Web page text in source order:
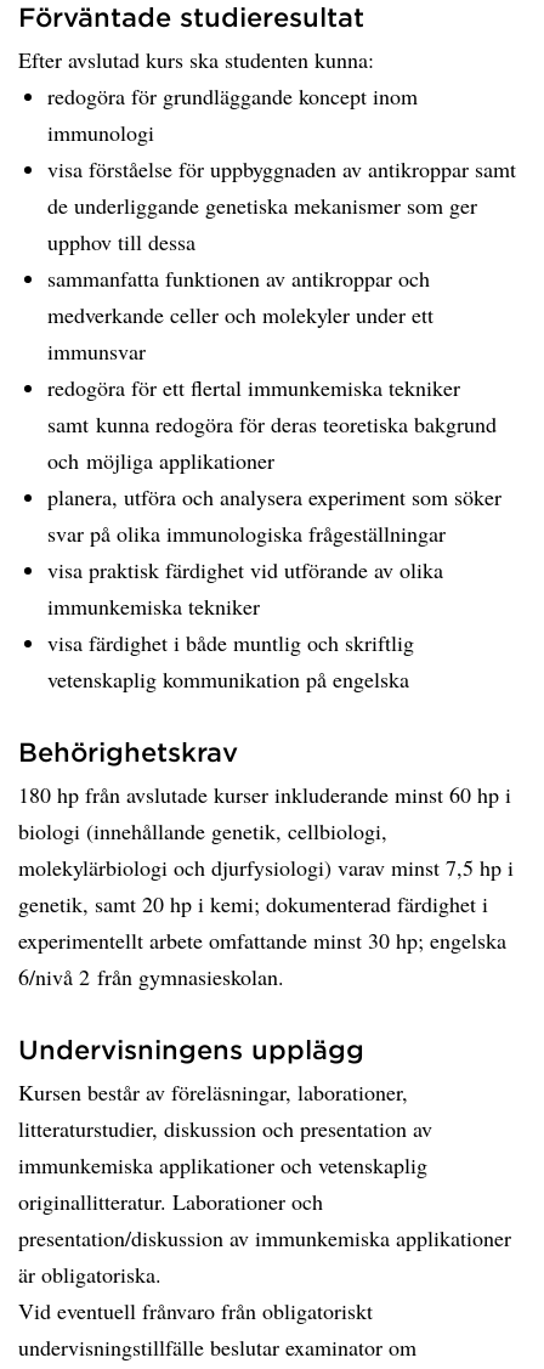
Förväntade studieresultat
Efter avslutad kurs ska studenten kunna:
redogöra för grundläggande koncept inom
immunologi
visa förståelse för uppbyggnaden av antikroppar samt
de underliggande genetiska mekanismer som ger
upphov till dessa
sammanfatta funktionen av antikroppar och
medverkande celler och molekyler under ett
immunsvar
redogöra för ett flertal immunkemiska tekniker
samt kunna redogöra för deras teoretiska bakgrund
och möjliga applikationer
planera, utföra och analysera experiment som söker
svar på olika immunologiska frågeställningar
visa praktisk färdighet vid utförande av olika
immunkemiska tekniker
visa färdighet i både muntlig och skriftlig
vetenskaplig kommunikation på engelska
Behörighetskrav
180 hp från avslutade kurser inkluderande minst 60 hp i
biologi (innehållande genetik, cellbiologi,
molekylärbiologi och djurfysiologi) varav minst 7,5 hp i
genetik, samt 20 hp i kemi; dokumenterad färdighet i
experimentellt arbete omfattande minst 30 hp; engelska
6/nivå 2 från gymnasieskolan.
Undervisningens upplägg
Kursen består av föreläsningar, laborationer,
litteraturstudier, diskussion och presentation av
immunkemiska applikationer och vetenskaplig
originallitteratur. Laborationer och
presentation/diskussion av immunkemiska applikationer
är obligatoriska.
Vid eventuell frånvaro från obligatoriskt
undervisningstillfälle beslutar examinator om